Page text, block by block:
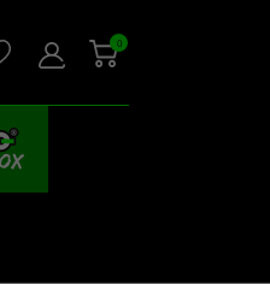
0